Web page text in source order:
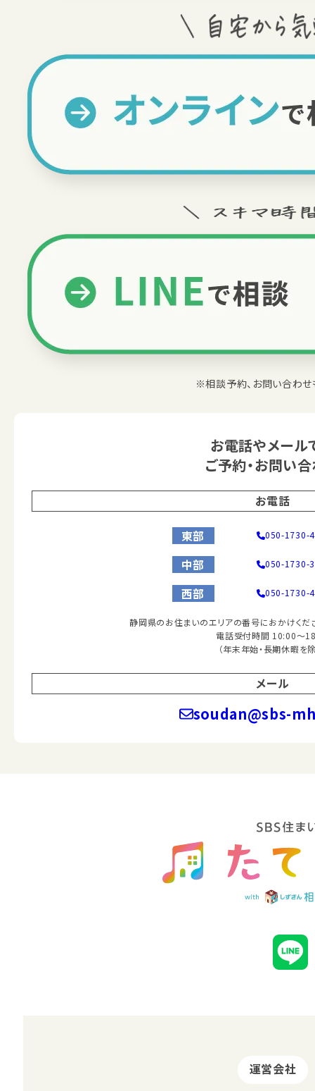
※相談予約、お問い合わせ
お電話やメール
ご予約・お問い
お電話
東部 050-1730-
中部 050-1730-
西部 050-1730-
静岡県のお住まいのエリアの番号におかけくだ
電話受付時間 10:00～
（年末年始・長期休暇を除
メール
soudan@sbs-
運営会社